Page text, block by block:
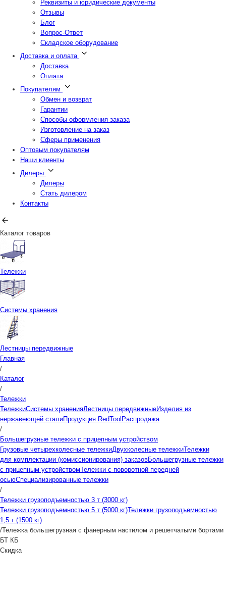
Реквизиты и юридические документы
Отзывы
Блог
Вопрос-Ответ
Складское оборудование
Доставка и оплата
Доставка
Оплата
Покупателям
Обмен и возврат
Гарантии
Способы оформления заказа
Изготовление на заказ
Сферы применения
Оптовым покупателям
Наши клиенты
Дилеры
Дилеры
Стать дилером
Контакты
Каталог товаров
Тележки
Системы хранения
Лестницы передвижные
Главная
/
Каталог
/
Тележки
ТележкиСистемы храненияЛестницы передвижныеИзделия из
нержавеющей сталиПродукция RedTool Распродажа
/
Большегрузные тележки с прицепным устройством
Грузовые четырехколесные тележкиДвухколесные тележкиТележки
для комплектации (комиссионирования) заказовБольшегрузные тележки
с прицепным устройствомТележки с поворотной передней
осьюСпециализированные тележки
/
Тележки грузоподъемностью 3 т (3000 кг)
Тележки грузоподъемностью 5 т (5000 кг)Тележки грузоподъемностью
1,5 т (1500 кг)
/Тележка большегрузная с фанерным настилом и решетчатыми бортами
БТ КБ
Скидка